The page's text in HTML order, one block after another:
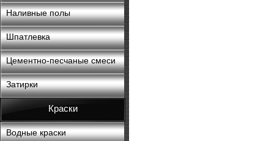
Наливные полы
Шпатлевка
Цементно-песчаные смеси
Затирки
Краски
Водные краски